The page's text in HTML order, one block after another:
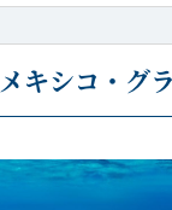
メキシコ・グ